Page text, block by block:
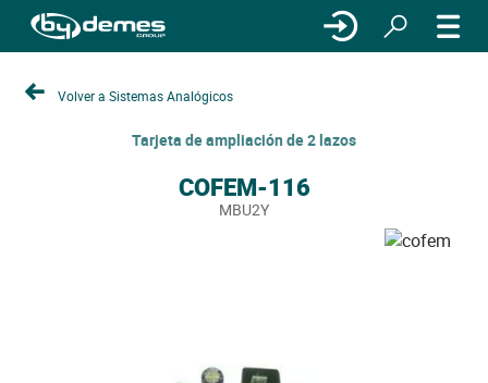
Volver a Sistemas Analógicos
Tarjeta de ampliación de 2 lazos
COFEM-116
MBU2Y